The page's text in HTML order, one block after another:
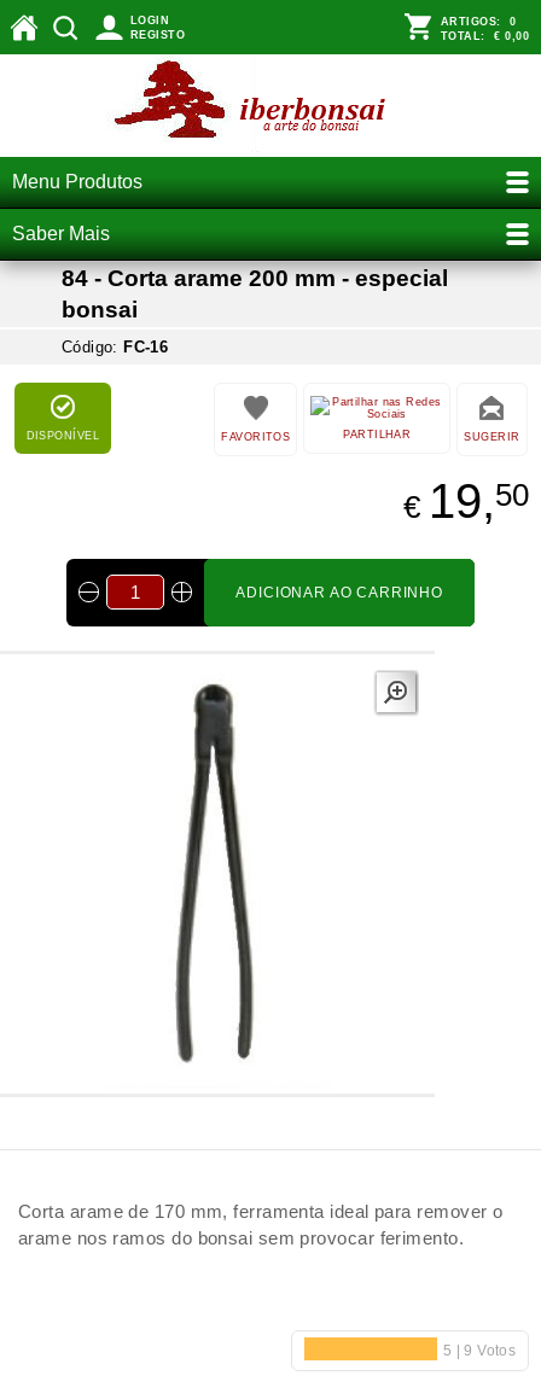
LOGIN
REGISTO
ARTIGOS: 0
TOTAL: € 0,00
Menu Produtos
Saber Mais
84 - Corta arame 200 mm - especial
bonsai
Código: FC-16
DISPONÍVEL SUGERIR
PARTILHAR
FAVORITOS
€ 19,50
ADICIONAR AO CARRINHO
Corta arame de 170 mm, ferramenta ideal para remover o
arame nos ramos do bonsai sem provocar ferimento.